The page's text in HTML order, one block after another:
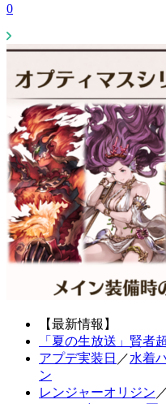
0
【最新情報】
「夏の生放送」賢者
アプデ実装日 ／水着
ン
レンジャーオリジン ／